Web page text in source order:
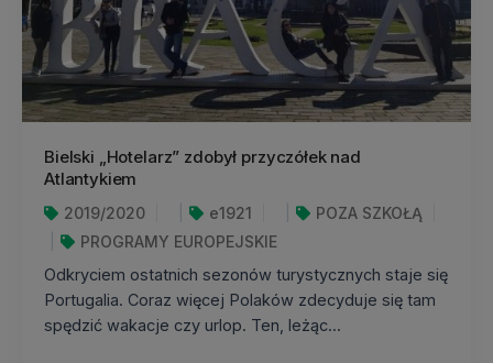
Bielski „Hotelarz” zdobył przyczółek nad
Atlantykiem
2019/2020 e1921
POZA SZKOŁĄ
PROGRAMY EUROPEJSKIE
Odkryciem ostatnich sezonów turystycznych staje się
Portugalia. Coraz więcej Polaków zdecyduje się tam
spędzić wakacje czy urlop. Ten, leżąc...